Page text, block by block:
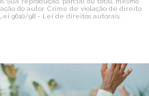
do autor. Crime de violação de direito
Lei 9610/98 - Lei de direitos autorais.